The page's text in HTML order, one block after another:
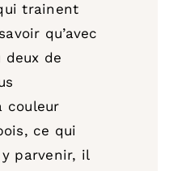
trainent
qu’avec
deux de
couleur
ce qui
parvenir, il